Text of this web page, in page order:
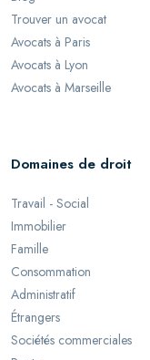
Trouver un avocat
Avocats à Paris
Avocats à Lyon
Avocats à Marseille
Domaines de droit
Travail - Social
Immobilier
Famille
Consommation
Administratif
Étrangers
Sociétés commerciales